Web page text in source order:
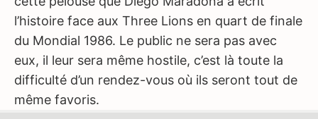
l’histoire face aux Three Lions en quart de finale
du Mondial 1986. Le public ne sera pas avec
eux, il leur sera même hostile, c’est là toute la
difficulté d’un rendez-vous où ils seront tout de
même favoris.